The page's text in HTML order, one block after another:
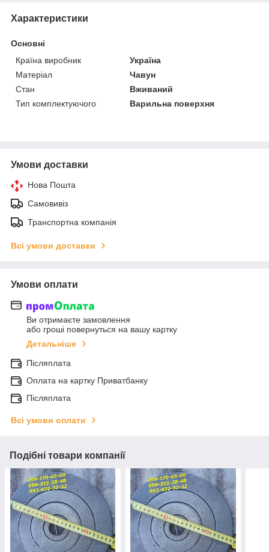
Характеристики
Основні
Країна виробник
Україна
Матеріал
Чавун
Стан
Вживаний
Тип комплектуючого
Варильна поверхня
Умови доставки
Нова Пошта
Самовивіз
Транспортна компанія
Всі умови доставки
Умови оплати
Ви отримаєте замовлення
або гроші повернуться на вашу картку
Детальніше
Післяплата
Оплата на картку Приватбанку
Післяплата
Всі умови оплати
Подібні товари компанії